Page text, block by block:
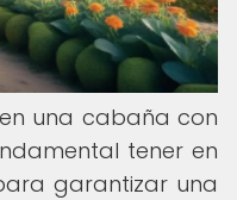
una cabaña con
tener en
garantizar una